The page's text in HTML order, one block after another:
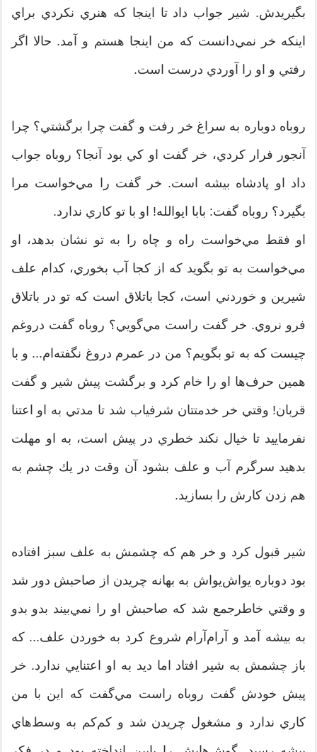
بگيريدش. شير جواب داد تا اينجا كه هنري نكردي براي
اينكه خر نمي‌دانست كه من اينجا هستم و آمد. حالا اگر
رفتي و او را آوردي درست است.
روباه دوباره به سراغ خر رفت و گفت چرا برگشتي؟ چرا
آنجور فرار كردي، خر گفت او كي بود آنجا؟ روباه جواب
داد او پادشاه بيشه است. خر گفت را مي‌خواست مرا
بگيرد؟ روباه گفت: بابا ايوالله! او با تو كاري ندارد.
او فقط مي‌خواست راه و چاه را به تو نشان بدهد، او
مي‌خواست به تو بگويد كه از كجا آب بخوري، كدام علف
شيرين و خوردني است، كجا باتلاق است كه تو در باتلاق
فرو نروي. خر گفت راست مي‌گويي؟ روباه گفت دروغم
چيست كه به تو بگويم؟ من در عمرم دروغ نگفته‌ام... و با
همين حرف‌‌ها او را خام كرد و برگشت پيش شير و گفت
قربان! وقتي خر خدمتتان شرفياب شد تا مدتي به او اعتنا
نفرماييد تا خيال نكند خطري در پيش است، به او مهلت
بدهيد سرگرم آب و علف بشود آن وقت در يك چشم به
هم زدن كارش را بسازيد.
شير قبول كرد و خر هم كه چشمش به علف سبز افتاده
بود دوباره يواش‌يواش به بهانه چريدن از صاحبش دور شد
و وقتي خاطرجمع شد كه صاحبش او را نمي‌بيند بدو بدو
به بيشه آمد و آرام‌آرام شروع كرد به خوردن علف... كه
باز چشمش به شير افتاد اما ديد به او اعتنايي ندارد. خر
پيش خودش گفت روباه راست مي‌گفت كه اين با من
كاري ندارد و مشغول چريدن شد و كم‌كم به وسط‌هاي